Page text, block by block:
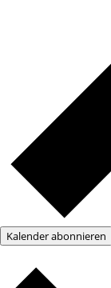
Kalender abonnieren